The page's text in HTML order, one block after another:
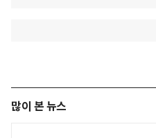
많이 본 뉴스